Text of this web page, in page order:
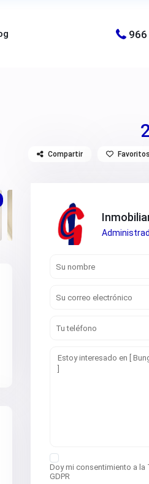
Compartir Favoritos
Doy mi consentimiento a la
GDPR